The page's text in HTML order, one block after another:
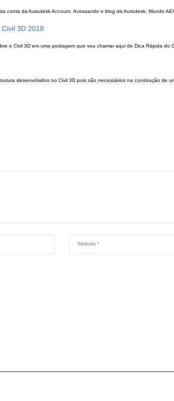
conta da Autodesk Account. Acessando o blog da Autodesk, Mundo
3D 2018
o Civil 3D em uma postagem que vou chamar aqui de Dica Rápida do
desenvolvidos no Civil 3D pois são necessários na construção de